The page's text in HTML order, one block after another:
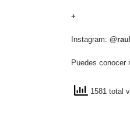
+
Instagram:
Puedes conocer
1581 total